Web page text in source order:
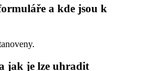
a kde jsou k
jak je lze uhradit